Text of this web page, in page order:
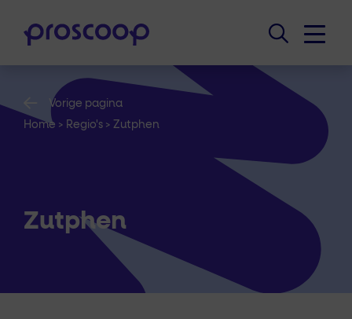
Vorige pagina
Home > Regio's > Zutphen
Zutphen